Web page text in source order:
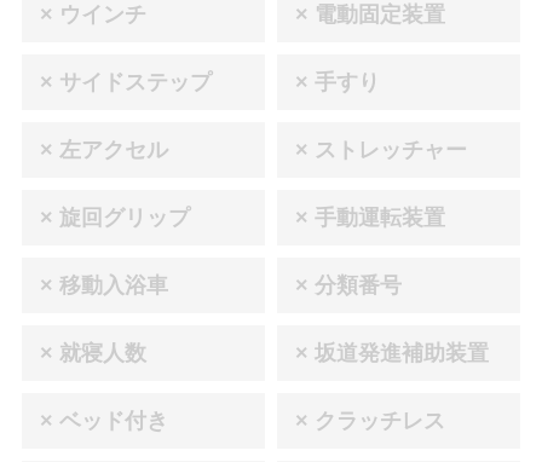
× ウインチ × 電動固定装置
× サイドステップ × 手すり
× 左アクセル × ストレッチャー
× 旋回グリップ × 手動運転装置
× 移動入浴車 × 分類番号
× 就寝人数 × 坂道発進補助装置
× ベッド付き × クラッチレス